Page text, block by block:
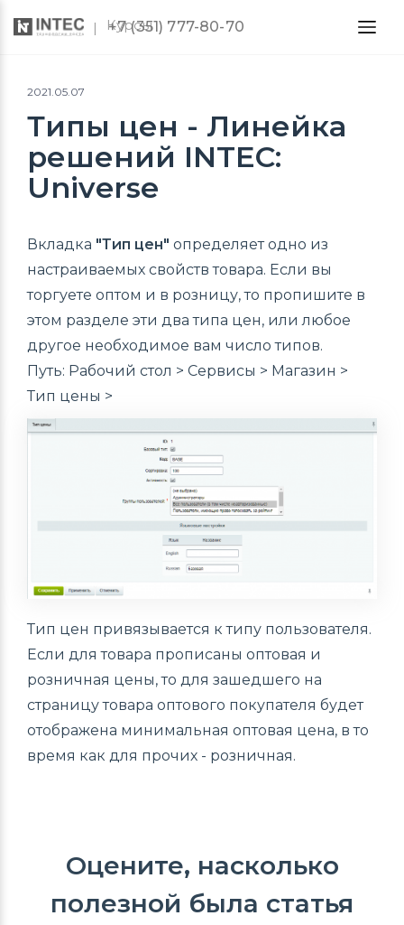
Курсы
+7 (351) 777-80-70
2021.05.07
Типы цен - Линейка
решений INTEC:
Universe
Вкладка "Тип цен" определяет одно из
настраиваемых свойств товара. Если вы
торгуете оптом и в розницу, то пропишите в
этом разделе эти два типа цен, или любое
другое необходимое вам число типов.
Путь: Рабочий стол > Сервисы > Магазин >
Тип цены >
Тип цен привязывается к типу пользователя.
Если для товара прописаны оптовая и
розничная цены, то для зашедшего на
страницу товара оптового покупателя будет
отображена минимальная оптовая цена, в то
время как для прочих - розничная.
Оцените, насколько
полезной была статья